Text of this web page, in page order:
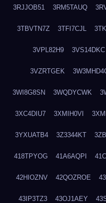
3RJJOB51 3RM5TAUQ
3TBVTN7Z 3TFI7CJL
3VPL82H9 3VS14DKC
3VZRTGEK
3WI8G8SN 3WQDYCWK
3XC4DIU7 3XMIH0VI
3YXUATB4 3Z3344KT
418TPYOG 41A6AQPI
42HIOZNV 42QOZROE
43IP3TZ3 43OJ1AEY